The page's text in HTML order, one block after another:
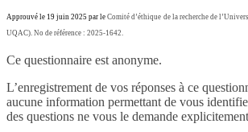
Approuvé le 19 juin 2025 parleComité d’éthique de la recherche de
UQAC). No de référence : 2025-1642.
Ce questionnaire est anonyme.
L’enregistrement de vos réponses à ce
aucune information permettant de vous
des questions ne vous le demande